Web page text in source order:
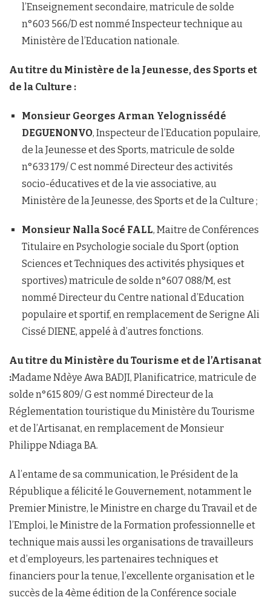
l’Enseignement secondaire, matricule de solde
n°603 566/D est nommé Inspecteur technique au
Ministère de l’Education nationale.
Au titre du Ministère de la Jeunesse, des Sports et
de la Culture :
Monsieur Georges Arman Yelognissédé
DEGUENONVO, Inspecteur de l’Education populaire,
de la Jeunesse et des Sports, matricule de solde
n°633 179/ C est nommé Directeur des activités
socio-éducatives et de la vie associative, au
Ministère de la Jeunesse, des Sports et de la Culture ;
Monsieur Nalla Socé FALL, Maitre de Conférences
Titulaire en Psychologie sociale du Sport (option
Sciences et Techniques des activités physiques et
sportives) matricule de solde n°607 088/M, est
nommé Directeur du Centre national d’Education
populaire et sportif, en remplacement de Serigne Ali
Cissé DIENE, appelé à d’autres fonctions.
Au titre du Ministère du Tourisme et de l’Artisanat
:Madame Ndèye Awa BADJI, Planificatrice, matricule de
solde n°615 809/ G est nommé Directeur de la
Réglementation touristique du Ministère du Tourisme
et de l’Artisanat, en remplacement de Monsieur
Philippe Ndiaga BA.
A l’entame de sa communication, le Président de la
République a félicité le Gouvernement, notamment le
Premier Ministre, le Ministre en charge du Travail et de
l’Emploi, le Ministre de la Formation professionnelle et
technique mais aussi les organisations de travailleurs
et d’employeurs, les partenaires techniques et
financiers pour la tenue, l’excellente organisation et le
succès de la 4ème édition de la Conférence sociale